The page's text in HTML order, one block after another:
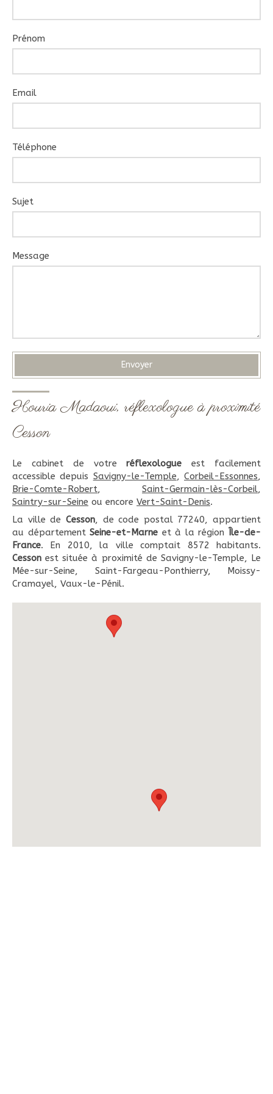
Prénom
Email
Téléphone
Sujet
Message
Envoyer
Houria Madaoui, réflexologue à proximité
Cesson
Le cabinet de votreréflexologue est facilement
accessible depuis Savigny-le-Temple,Corbeil-Essonnes,
Brie-Comte-Robert, Saint-Germain-lès-Corbeil,
Saintry-sur-Seine ou encore Vert-Saint-Denis.
La ville de Cesson, de code postal 77240, appartient
au départementSeine-et-Marne et à la région
Île-de-
France. En 2010, la ville comptait 8572 habitants.
Cesson est située à proximité de Savigny-le-Temple, Le
Mée-sur-Seine, Saint-Fargeau-Ponthierry, Moissy-
Cramayel, Vaux-le-Pénil.